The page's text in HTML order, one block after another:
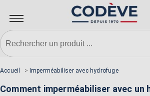
Accueil > Imperméabiliser avec hydrofuge
Comment imperméabiliser avec un